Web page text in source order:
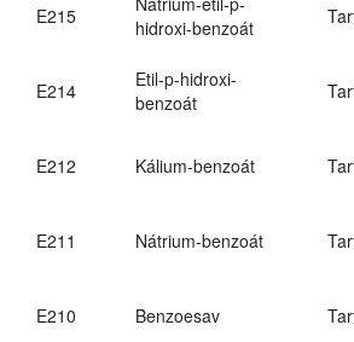
E215
hidroxi-benzoát
E214
Etil-p-hidroxi-
benzoát
E212 Kálium-benzoát
E211 Nátrium-benzoát
E210 Benzoesav